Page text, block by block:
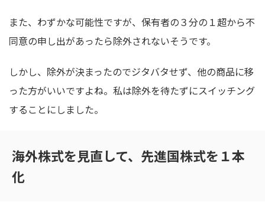
また、わずかな可能性ですが、保有者の３分の１超から不
同意の申し出があったら除外されないそうです。
しかし、除外が決まったのでジタバタせず、他の商品に移
った方がいいですよね。私は除外を待たずにスイッチング
することにしました。
海外株式を見直して、先進国株式を１本
化